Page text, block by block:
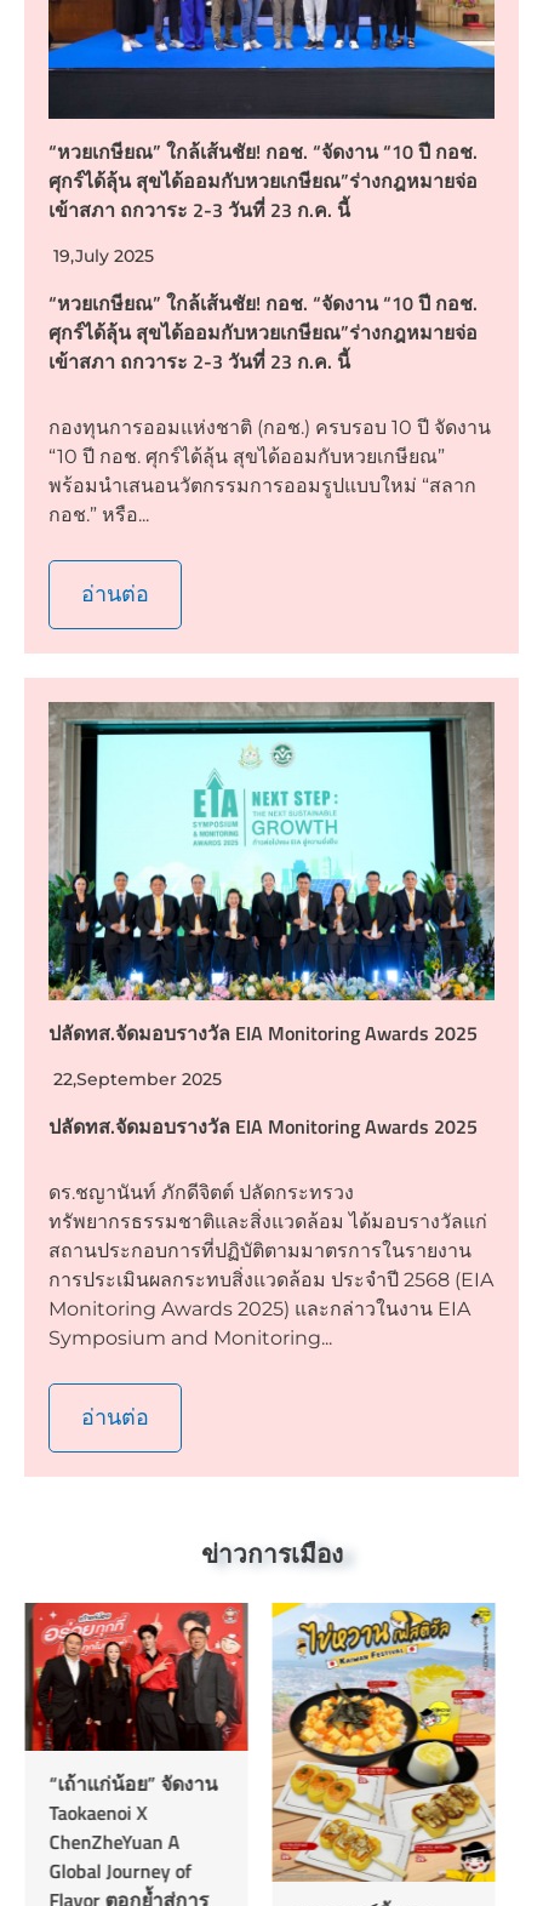
“หวยเกษียณ” ใกล้เส้นชัย! กอช. “จัดงาน “10 ปี กอช.
ศุกร์ได้ลุ้น สุขได้ออมกับหวยเกษียณ”ร่างกฎหมายจ่อ
เข้าสภา ถกวาระ 2-3 วันที่ 23 ก.ค. นี้
19,July 2025
“หวยเกษียณ” ใกล้เส้นชัย! กอช. “จัดงาน “10 ปี กอช.
ศุกร์ได้ลุ้น สุขได้ออมกับหวยเกษียณ”ร่างกฎหมายจ่อ
เข้าสภา ถกวาระ 2-3 วันที่ 23 ก.ค. นี้
กองทุนการออมแห่งชาติ (กอช.) ครบรอบ 10 ปี จัดงาน
“10 ปี กอช. ศุกร์ได้ลุ้น สุขได้ออมกับหวยเกษียณ”
พร้อมนำเสนอนวัตกรรมการออมรูปแบบใหม่ “สลาก
กอช.” หรือ...
อ่านต่อ
ปลัดทส.จัดมอบรางวัล EIA Monitoring Awards 2025
22,September 2025
ปลัดทส.จัดมอบรางวัล EIA Monitoring Awards 2025
ดร.ชญานันท์ ภักดีจิตต์ ปลัดกระทรวง
ทรัพยากรธรรมชาติและสิ่งแวดล้อม ได้มอบรางวัลแก่
สถานประกอบการที่ปฏิบัติตามมาตรการในรายงาน
การประเมินผลกระทบสิ่งแวดล้อม ประจำปี 2568 (EIA
Monitoring Awards 2025) และกล่าวในงาน EIA
Symposium and Monitoring...
อ่านต่อ
ข่าวการเมือง
“เถ้าแก่น้อย” จัดงาน
Taokaenoi X
ChenZheYuan A
Global Journey of